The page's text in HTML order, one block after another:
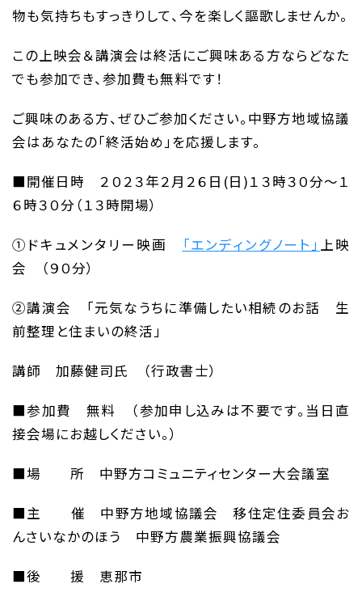
物も気持ちもすっきりして、今を楽しく謳歌しませんか。
この上映会＆講演会は終活にご興味ある方ならどなた
でも参加でき、参加費も無料です！
ご興味のある方、ぜひご参加ください。中野方地域協議
会はあなたの「終活始め」を応援します。
■開催日時 ２０２３年２月２６日(日)１３時３０分～１
６時３０分（１３時開場）
①ドキュメンタリー映画 「エンディングノート」 上映
会 （９０分）
②講演会 「元気なうちに準備したい相続のお話 生
前整理と住まいの終活」
講師 加藤健司氏 （行政書士）
■参加費 無料 （参加申し込みは不要です。当日直
接会場にお越しください。）
■場 所 中野方コミュニティセンター大会議室
■主 催 中野方地域協議会 移住定住委員会お
んさいなかのほう 中野方農業振興協議会
■後 援 恵那市